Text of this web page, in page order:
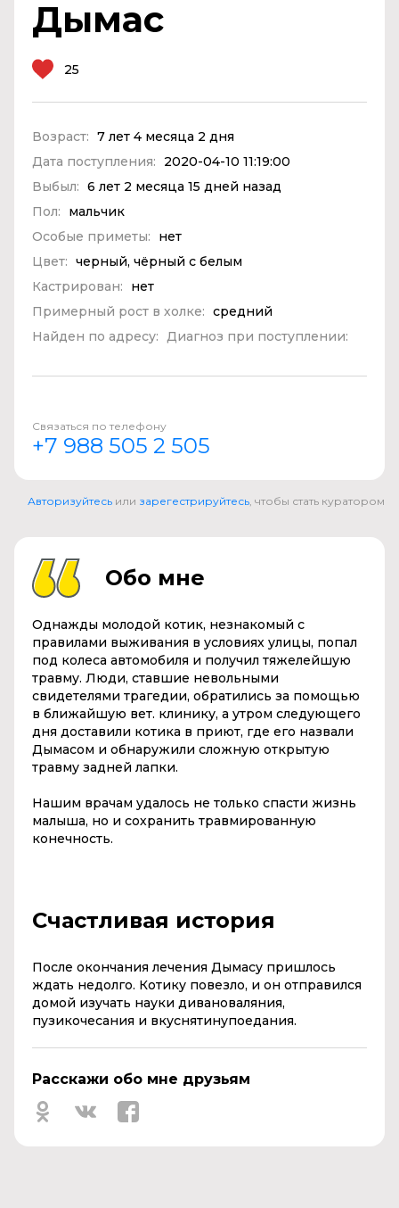
Дымас
25
Возраст: 7 лет 4 месяца 2 дня
Дата поступления:
2020-04-10 11:19:00
Выбыл: 6 лет 2 месяца 15 дней назад
Пол:
мальчик
Особые приметы:
нет
Цвет: черный, чёрный с белым
Кастрирован:
нет
Примерный рост в холке: средний
Найден по адресу: Диагноз при поступлении:
Связаться по телефону
+7 988 505 2 505
Авторизуйтесь или зарегестрируйтесь, чтобы стать куратором
Обо мне
Однажды молодой котик, незнакомый с
правилами выживания в условиях улицы, попал
под колеса автомобиля и получил тяжелейшую
травму. Люди, ставшие невольными
свидетелями трагедии, обратились за помощью
в ближайшую вет. клинику, а утром следующего
дня доставили котика в приют, где его назвали
Дымасом и обнаружили сложную открытую
травму задней лапки.
Нашим врачам удалось не только спасти жизнь
малыша, но и сохранить травмированную
конечность.
Счастливая история
После окончания лечения Дымасу пришлось
ждать недолго. Котику повезло, и он отправился
домой изучать науки дивановаляния,
пузикочесания и вкуснятинупоедания.
Расскажи обо мне друзьям